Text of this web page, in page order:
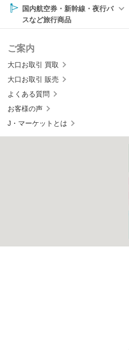
国内航空券・新幹線・夜行バ
スなど旅行商品
ご案内
大口お取引 買取
大口お取引 販売
よくある質問
お客様の声
J・マーケットとは